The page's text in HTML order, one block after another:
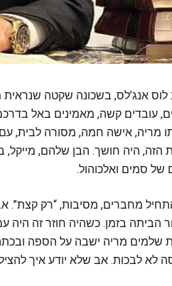
לוס אנג’לס, בשכונה שקטה
עובדים קשה, מאמינים באל
מריה, אישה חמה, מסורה לבית,
של סמים ואלכוהול.
מחברים, מסיבות, “רק קצת”.
הביתה בזמן. כשהיה חוזר זה היה
שלמים מריה ישבה על הספה
לא לבכות. אב שלא יודע איך